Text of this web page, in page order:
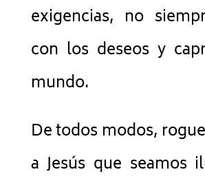
exigencias, no
con los deseos y
mundo.
De todos modos,
a Jesús que seamos